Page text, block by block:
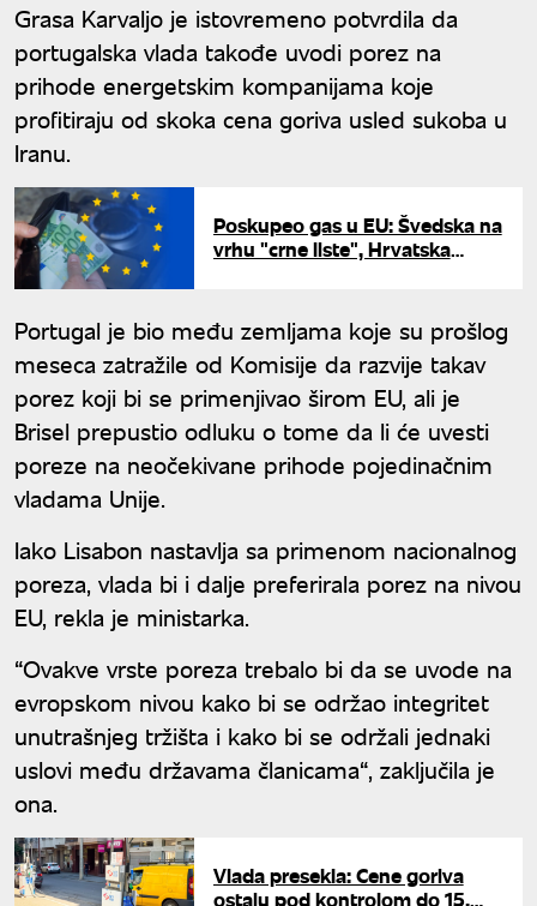
Grasa Karvaljo je istovremeno potvrdila da
portugalska vlada takođe uvodi porez na
prihode energetskim kompanijama koje
profitiraju od skoka cena goriva usled sukoba u
Iranu.
Poskupeo gas u EU: Švedska na
vrhu "crne liste", Hrvatska
Portugal je bio među zemljama koje su prošlog
meseca zatražile od Komisije da razvije takav
porez koji bi se primenjivao širom EU, ali je
Brisel prepustio odluku o tome da li će uvesti
poreze na neočekivane prihode pojedinačnim
vladama Unije.
Iako Lisabon nastavlja sa primenom nacionalnog
poreza, vlada bi i dalje preferirala porez na nivou
EU, rekla je ministarka.
“Ovakve vrste poreza trebalo bi da se uvode na
evropskom nivou kako bi se održao integritet
unutrašnjeg tržišta i kako bi se održali jednaki
uslovi među državama članicama“, zaključila je
ona.
Vlada presekla: Cene goriva
ostaju pod kontrolom do 15.